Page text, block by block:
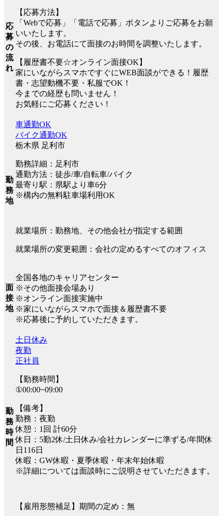
応
募
の
流
れ
【応募方法】
「Webで応募」「電話で応募」ボタンよりご応募をお願
いいたします。
その後、お電話にて面接のお時間を調整いたします。
【履歴書不要☆オンライン面接OK】
家にいながらスマホですぐにWEB面談ができる！履歴
書・志望動機不要・私服でOK！
今までの経歴も問いません！
お気軽にご応募ください！
勤
務
地
車通勤OK
バイク通勤OK
栃木県 足利市
勤務詳細：足利市
通勤方法：徒歩/車/自転車/バイク
最寄り駅：県駅より車6分
※構内の無料駐車場利用OK
就業場所：勤務地、その他会社が指定する範囲
就業場所の変更範囲：会社の定めるすべてのオフィス
面
接
地
全国各地のキャリアセンター
※その他面接会場あり
※オンライン面接実施中
※家にいながらスマホで面接＆履歴書不要
※応募後に予約していただきます。
勤
務
時
間
土日休み
夜勤
正社員
【勤務時間】
①00:00~09:00
【備考】
勤務：夜勤
休憩：1回 計60分
休日：5勤2休/土日休み/会社カレンダーに準ずる/年間休
日116日
休暇：GW休暇・夏季休暇・年末年始休暇
※詳細については面談時にご説明させていただきます。
【雇用形態補足】期間の定め：無